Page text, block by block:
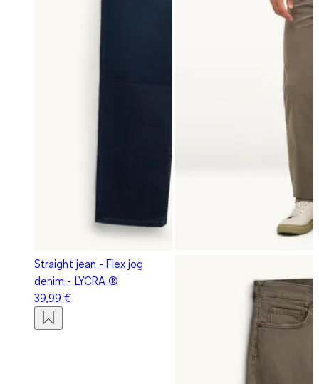
Straight jean - Flex jog
denim - LYCRA ®
39,99 €